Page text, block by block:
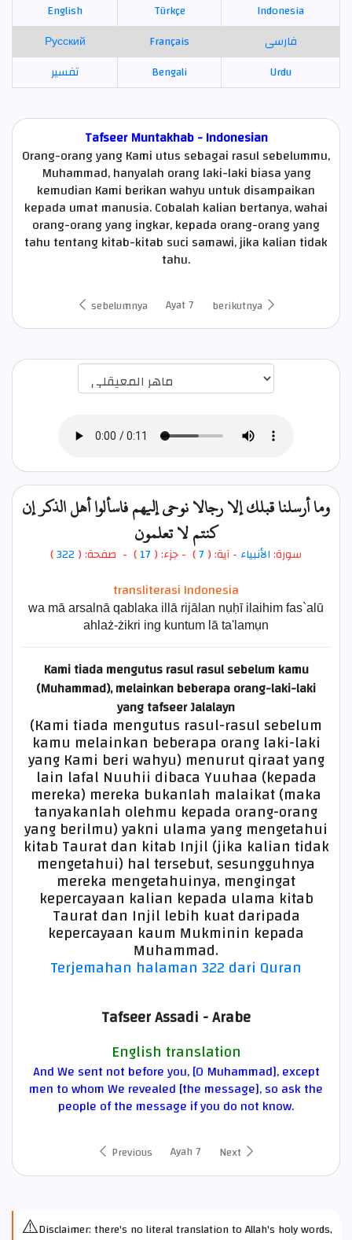
English Türkçe
Indonesia
Русский
Français
فارسی
تفسير
Bengali Urdu
Tafseer Muntakhab - Indonesian
Orang-orang yang Kami utus sebagai rasul sebelummu,
Muhammad, hanyalah orang laki-laki biasa yang
kemudian Kami berikan wahyu untuk disampaikan
kepada umat manusia. Cobalah kalian bertanya, wahai
orang-orang yang ingkar, kepada orang-orang yang
tahu tentang kitab-kitab suci samawi, jika kalian tidak
tahu.
sebelumnya Ayat 7 berikutnya
اختيار قارئ الآية
وما أرسلنا قبلك إلا رجالا نوحي إليهم فاسألوا أهل الذكر إن
كنتم لا تعلمون
سورة:الأنبياء- آية: ( 7
) - جزء: ( 17) - صفحة: ( 322
)
transliterasi Indonesia
wa mā arsalnā qablaka illā rijālan nụḥī ilaihim fas`alū
ahlaż-żikri ing kuntum lā ta'lamụn
Kami tiada mengutus rasul rasul sebelum kamu
(Muhammad), melainkan beberapa orang-laki-laki
yangtafseer Jalalayn
(Kami tiada mengutus rasul-rasul sebelum
kamu melainkan beberapa orang laki-laki
yang Kami beri wahyu) menurut qiraat yang
lain lafal Nuuhii dibaca Yuuhaa (kepada
mereka) mereka bukanlah malaikat (maka
tanyakanlah olehmu kepada orang-orang
yang berilmu) yakni ulama yang mengetahui
kitab Taurat dan kitab Injil (jika kalian tidak
mengetahui) hal tersebut, sesungguhnya
mereka mengetahuinya, mengingat
kepercayaan kalian kepada ulama kitab
Taurat dan Injil lebih kuat daripada
kepercayaan kaum Mukminin kepada
Muhammad.
Terjemahan halaman 322 dari Quran
Tafseer Assadi - Arabe
English translation
And We sent not before you, [O Muhammad], except
men to whom We revealed [the message], so ask the
people of the message if you do not know.
Previous Ayah 7 Next
⚠️Disclaimer: there's no literal translation to Allah's holy words,